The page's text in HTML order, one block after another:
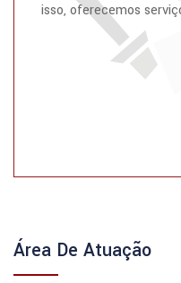
isso, oferecemos
Área De Atuação